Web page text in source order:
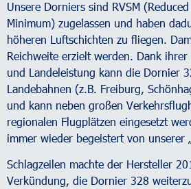
Unsere Dorniers sind RVSM
Minimum) zugelassen und haben
höheren Luftschichten zu fliegen.
Reichweite erzielt werden. Dank
und Landeleistung kann die Dornier
Landebahnen (z.B. Freiburg,
und kann neben großen
regionalen Flugplätzen eingesetzt
immer wieder begeistert von unserer
Schlagzeilen machte der Hersteller
Verkündung, die Dornier 328